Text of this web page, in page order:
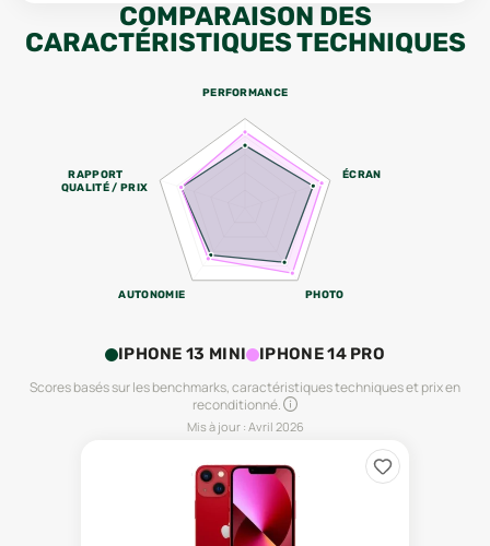
COMPARAISON DES
CARACTÉRISTIQUES TECHNIQUES
PERFORMANCE
ÉCRAN
PHOTO
AUTONOMIE
RAPPORT
QUALITÉ / PRIX
IPHONE 13 MINI IPHONE 14 PRO
Scores basés sur les benchmarks, caractéristiques techniques et prix en
reconditionné.
Mis à jour : Avril 2026